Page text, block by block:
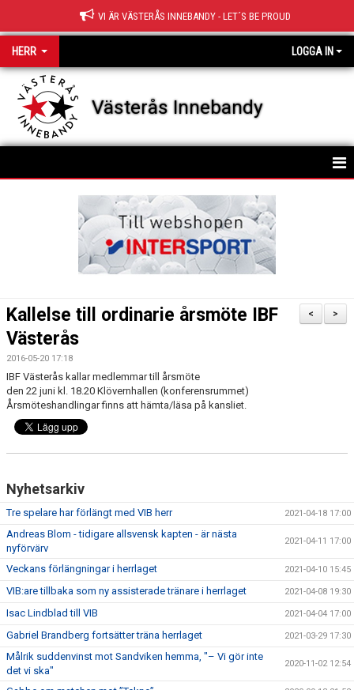
VI ÄR VÄSTERÅS INNEBANDY - LET´S BE PROUD
HERR LOGGA IN
Västerås Innebandy
>
<
Kallelse till ordinarie årsmöte IBF
Västerås
2016-05-20 17:18
IBF Västerås kallar medlemmar till årsmöte
den 22 juni kl. 18.20 Klövernhallen (konferensrummet)
Årsmöteshandlingar finns att hämta/läsa på kansliet.
Nyhetsarkiv
Tre spelare har förlängt med VIB herr 2021-04-18 17:00
Andreas Blom - tidigare allsvensk kapten - är nästa
nyförvärv
2021-04-11 17:00
Veckans förlängningar i herrlaget 2021-04-10 15:45
VIB:are tillbaka som ny assisterade tränare i herrlaget 2021-04-08 19:30
Isac Lindblad till VIB 2021-04-04 17:00
Gabriel Brandberg fortsätter träna herrlaget 2021-03-29 17:30
Målrik suddenvinst mot Sandviken hemma, "– Vi gör inte
det vi ska"
2020-11-02 12:54